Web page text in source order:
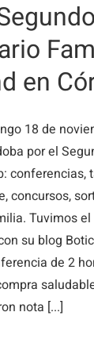
en
18 de
por el
conferencias,
concursos,
Tuvimos
su blog
de 2
nota [...]